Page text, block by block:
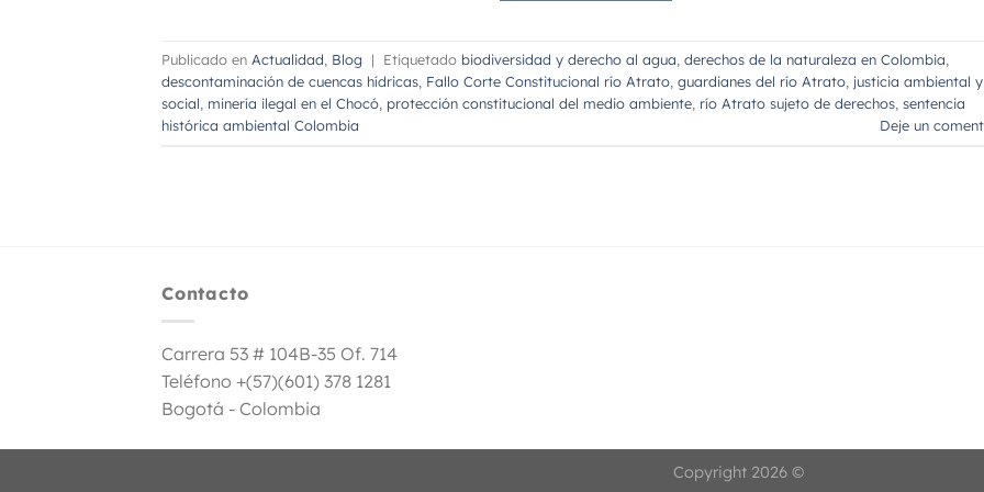
Publicado en Actualidad, Blog | Etiquetado biodiversidad y derecho al agua, derechos de la naturaleza en Colombia,
descontaminación de cuencas hídricas, Fallo Corte Constitucional río Atrato, guardianes del río Atrato, justicia ambiental y
social, minería ilegal en el Chocó, protección constitucional del medio ambiente, río Atrato sujeto de derechos, sentencia
histórica ambiental Colombia
Deje un
Contacto
Carrera 53 # 104B-35 Of. 714
Teléfono +(57)(601) 378 1281
Bogotá - Colombia
Copyright 2026 ©